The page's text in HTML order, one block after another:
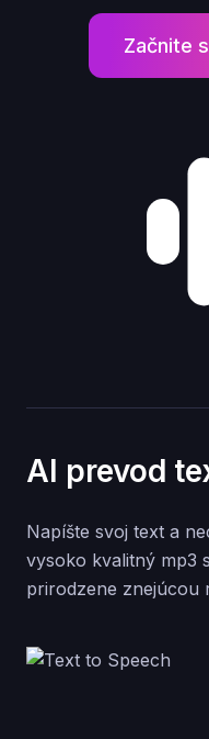
Začnite
AI prevod
Napíšte svoj text a
vysoko kvalitný mp3
prirodzene znejúcou